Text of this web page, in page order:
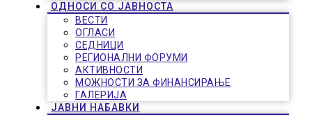
ОДНОСИ СО ЈАВНОСТА
ВЕСТИ
ОГЛАСИ
СЕДНИЦИ
РЕГИОНАЛНИ ФОРУМИ
АКТИВНОСТИ
МОЖНОСТИ ЗА ФИНАНСИРАЊЕ
ГАЛЕРИЈА
ЈАВНИ НАБАВКИ